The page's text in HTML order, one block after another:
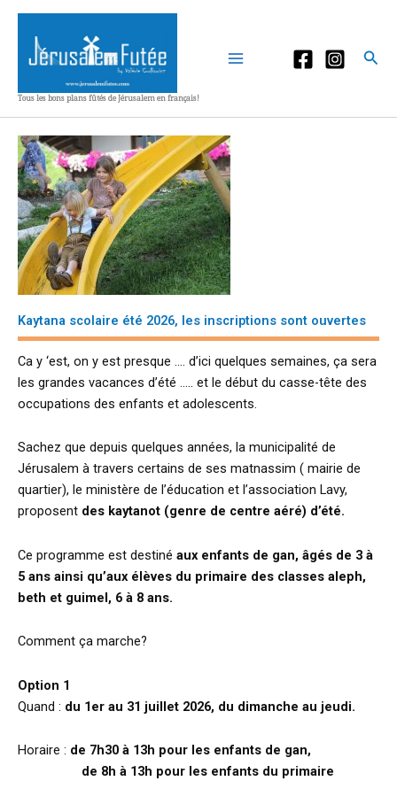
Aller
contenu
Tous les bons plans fûtés de Jérusalem en français!
Kaytana scolaire été 2026, les inscriptions sont ouvertes
Ca y ‘est, on y est presque …. d’ici quelques semaines, ça sera
les grandes vacances d’été ….. et le début du casse-tête des
occupations des enfants et adolescents.
Sachez que depuis quelques années, la municipalité de
Jérusalem à travers certains de ses matnassim ( mairie de
quartier), le ministère de l’éducation et l’association Lavy,
proposent des kaytanot (genre de centre aéré) d’été.
Ce programme est destiné aux enfants de gan, âgés de 3 à
5 ans ainsi qu’aux élèves du primaire des classes aleph,
beth et guimel, 6 à 8 ans.
Comment ça marche?
Option 1
Quand : du 1er au 31 juillet 2026, du dimanche au jeudi.
Horaire : de 7h30 à 13h pour les enfants de gan,
de 8h à 13h pour les enfants du primaire